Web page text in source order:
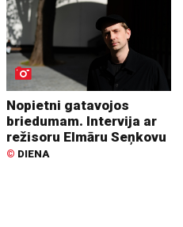
Nopietni gatavojos
briedumam. Intervija ar
režisoru Elmāru Seņkovu
© DIENA